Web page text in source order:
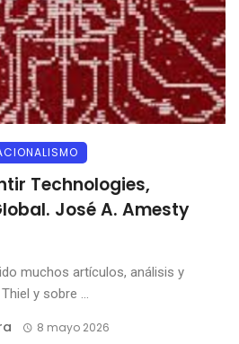
Technologies,
José A. Amesty
muchos artículos, análisis y
y sobre ...
8 mayo 2026